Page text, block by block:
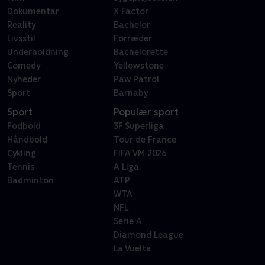
Dokumentar
Reality
Livsstil
Underholdning
Comedy
Nyheder
Sport
X Factor
Bachelor
Forræder
Bachelorette
Yellowstone
Paw Patrol
Barnaby
Sport
Fodbold
Håndbold
Cykling
Tennis
Badminton
Populær sport
3F Superliga
Tour de France
FIFA VM 2026
A Liga
ATP
WTA
NFL
Serie A
Diamond League
La Vuelta